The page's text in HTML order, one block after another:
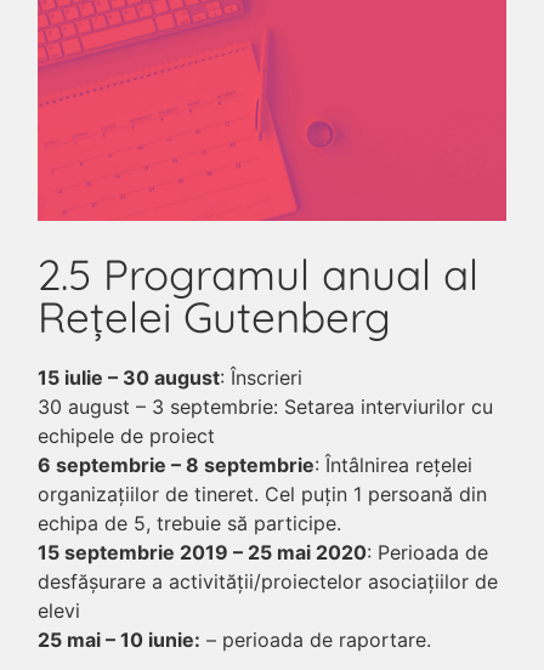
2.5 Programul anual al
Rețelei Gutenberg
15 iulie – 30 august: Înscrieri
30 august – 3 septembrie: Setarea interviurilor cu
echipele de proiect
6 septembrie – 8 septembrie: Întâlnirea rețelei
organizațiilor de tineret. Cel puțin 1 persoană din
echipa de 5, trebuie să participe.
15 septembrie 2019 – 25 mai 2020: Perioada de
desfăşurare a activităţii/proiectelor asociaţiilor de
elevi
25 mai – 10 iunie: – perioada de raportare.